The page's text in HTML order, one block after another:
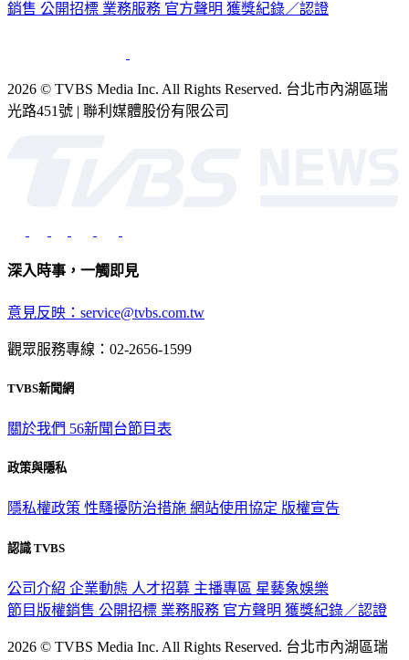
銷售 公開招標 業務服務 官方聲明 獲獎紀錄／認證
2026 © TVBS Media Inc. All Rights Reserved. 台北市內湖區瑞
光路451號 | 聯利媒體股份有限公司
深入時事，一觸即見
意見反映：service@tvbs.com.tw
觀眾服務專線：02-2656-1599
TVBS新聞網
關於我們 56新聞台節目表
政策與隱私
隱私權政策 性騷擾防治措施 網站使用協定 版權宣告
認識 TVBS
公司介紹 企業動態 人才招募 主播專區 星藝象娛樂
節目版權銷售 公開招標 業務服務 官方聲明 獲獎紀錄／認證
2026 © TVBS Media Inc. All Rights Reserved. 台北市內湖區瑞